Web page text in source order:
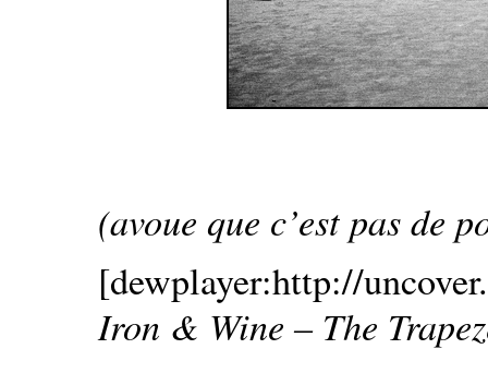
(avoue que c’est pas de
[dewplayer:http://
Iron & Wine – The